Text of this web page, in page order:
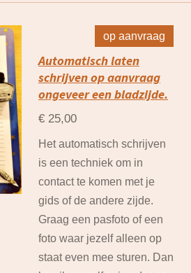
op aanvraag
Automatisch laten
schrijven op aanvraag
ongeveer een bladzijde.
€ 25,00
Het automatisch schrijven
is een techniek om in
contact te komen met je
gids of de andere zijde.
Graag een pasfoto of een
foto waar jezelf alleen op
staat even mee sturen. Dan